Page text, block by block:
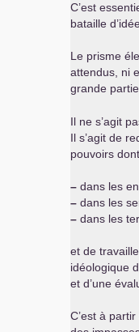
C’est
bataille
Le prisme
attendus, ni
grande
Il ne s’agit
Il s’agit de
pouvoirs
– dans les
– dans les
– dans les
et de
idéologique
et d’une
C’est à